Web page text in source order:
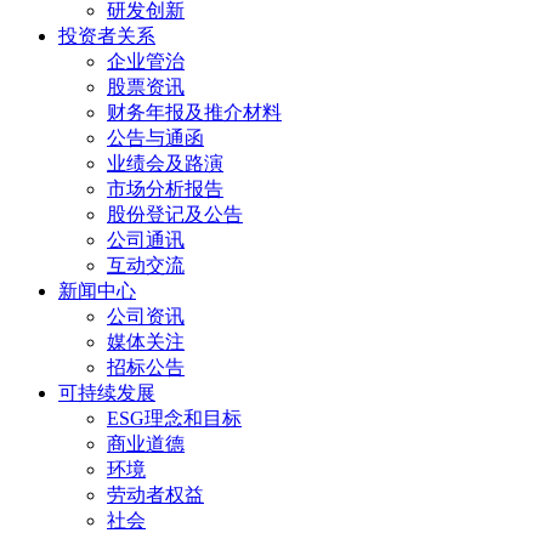
研发创新
投资者关系
企业管治
股票资讯
财务年报及推介材料
公告与通函
业绩会及路演
市场分析报告
股份登记及公告
公司通讯
互动交流
新闻中心
公司资讯
媒体关注
招标公告
可持续发展
ESG理念和目标
商业道德
环境
劳动者权益
社会